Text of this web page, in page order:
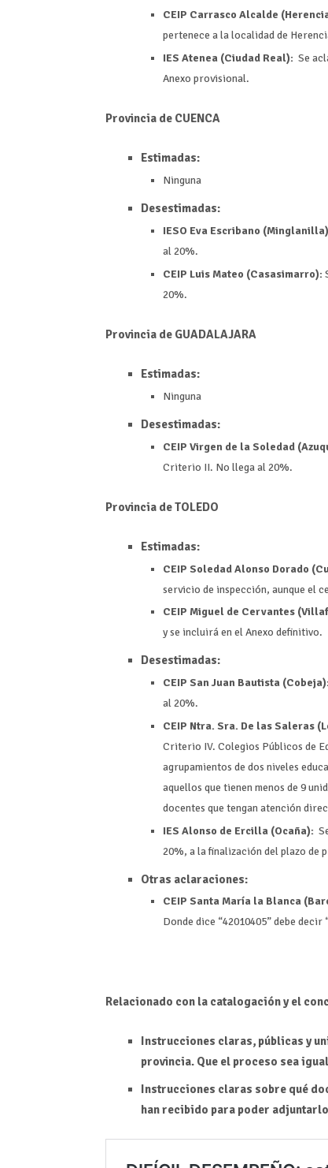
CEIP Carrasco Alcalde
pertenece a la localidad de
IES Atenea (Ciudad Real): Se
Anexo provisional.
Provincia de CUENCA
Estimadas:
Ninguna
Desestimadas:
IESO Eva Escribano
al 20%.
CEIP Luis Mateo (Casasimarro):
20%.
Provincia de GUADALAJARA
Estimadas:
Ninguna
Desestimadas:
CEIP Virgen de la Soledad
Criterio II. No llega al 20%.
Provincia de TOLEDO
Estimadas:
CEIP Soledad Alonso Dorado
servicio de inspección, aunque el
CEIP Miguel de Cervantes
y se incluirá en el Anexo definitivo.
Desestimadas:
CEIP San Juan Bautista (Cobeja):
al 20%.
CEIP Ntra. Sra. De las Saleras
Criterio IV. Colegios Públicos de
agrupamientos de dos niveles
aquellos que tienen menos de 9
docentes que tengan atención
IES Alonso de Ercilla (Ocaña):
20%, a la finalización del plazo de
Otras aclaraciones:
CEIP Santa María la Blanca
Donde dice “42010405” debe decir
Relacionado con la catalogación y el
Instrucciones claras, públicas y
provincia. Que el proceso sea
Instrucciones claras sobre qué
han recibido para poder